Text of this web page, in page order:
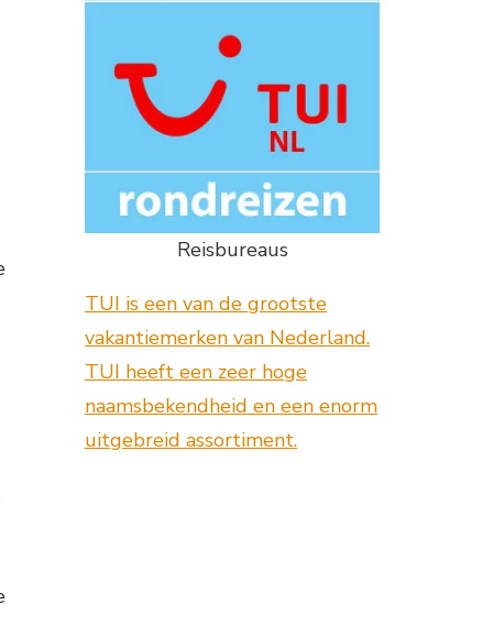
Reisbureaus
TUI is een van de grootste
vakantiemerken van Nederland.
TUI heeft een zeer hoge
naamsbekendheid en een enorm
uitgebreid assortiment.